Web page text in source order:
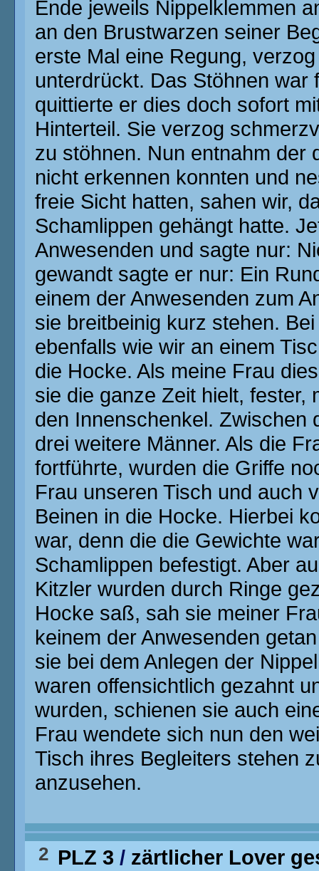
Ende jeweils Nippelklemmen
an den Brustwarzen seiner
erste Mal eine Regung,
unterdrückt. Das Stöhnen war
quittierte er dies doch sofort
Hinterteil. Sie verzog
zu stöhnen. Nun entnahm der
nicht erkennen konnten und
freie Sicht hatten, sahen wir,
Schamlippen gehängt hatte.
Anwesenden und sagte nur:
gewandt sagte er nur: Ein
einem der Anwesenden zum
sie breitbeinig kurz stehen.
ebenfalls wie wir an einem
die Hocke. Als meine Frau
sie die ganze Zeit hielt, fester,
den Innenschenkel. Zwischen
drei weitere Männer. Als die
fortführte, wurden die Griffe
Frau unseren Tisch und auch
Beinen in die Hocke. Hierbei
war, denn die die Gewichte
Schamlippen befestigt. Aber
Kitzler wurden durch Ringe
Hocke saß, sah sie meiner
keinem der Anwesenden
sie bei dem Anlegen der
waren offensichtlich gezahnt
wurden, schienen sie auch
Frau wendete sich nun den
Tisch ihres Begleiters stehen
anzusehen.
2 PLZ 3 / zärtlicher Lover